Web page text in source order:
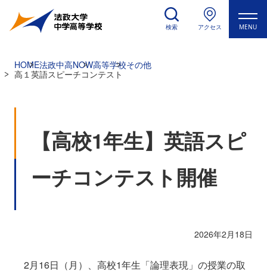
検索 アクセス MENU
HOME法政中高NOW高等学校その他
高１英語スピーチコンテスト
【高校1年生】英語スピ
ーチコンテスト開催
2026年2月18日
2月16日（月）、高校1年生「論理表現」の授業の取